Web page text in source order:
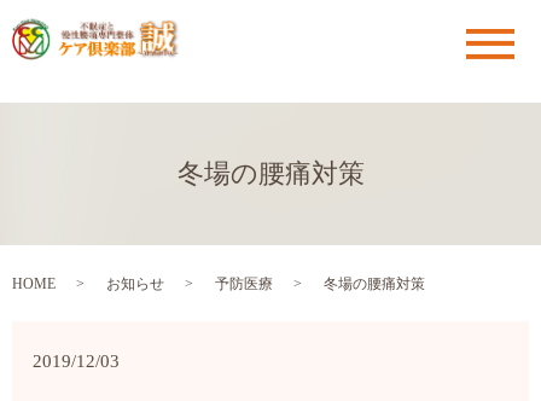
メ
冬場の腰痛対策
HOME お知らせ 予防医療 冬場の腰痛対策
2019/12/03